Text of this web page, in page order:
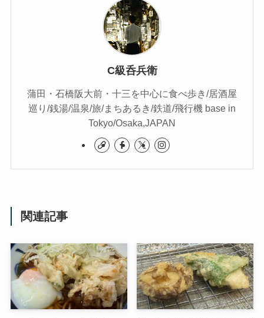
C級呑兵衛
蒲田・石橋阪大前・十三を中心に食べ歩き/居酒屋
巡り/銭湯/温泉/旅/まちあるき/鉄道/飛行機 base in
Tokyo/Osaka,JAPAN
関連記事